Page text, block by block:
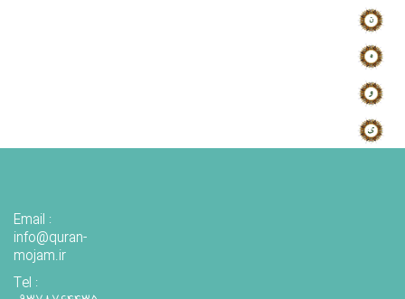
Email :
info@quran-
mojam.ir
Tel :